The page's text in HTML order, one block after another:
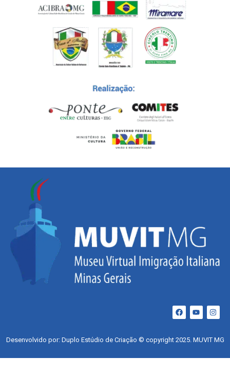
Desenvolvido por: Duplo Estúdio de Criação © copyright 2025. MUVIT MG